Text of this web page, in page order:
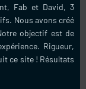
Fab et David, 3
Nous avons créé
objectif est de
Rigueur,
ce site ! Résultats